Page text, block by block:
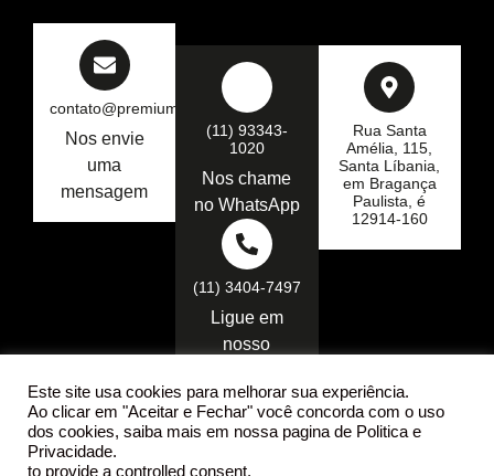
contato@premiumseg.com.br
Nos envie
uma
mensagem
(11) 93343-
1020
Nos chame
no WhatsApp
(11) 3404-7497
Ligue em
nosso
Rua Santa
Amélia, 115,
Santa Líbania,
em Bragança
Paulista, é
12914-160
Este site usa cookies para melhorar sua experiência.
Ao clicar em "Aceitar e Fechar" você concorda com o uso
dos cookies, saiba mais em nossa pagina de Politica e
Privacidade.
to provide a controlled consent.